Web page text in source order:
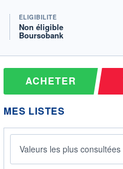
ÉLIGIBILITÉ
Non éligible
Boursobank
ACHETER
MES LISTES
Valeurs les plus consultées